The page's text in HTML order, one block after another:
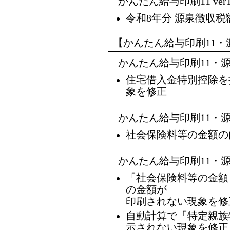
令和8年分 源泉徴収税
【かんたん給与印刷11
かんたん給与印刷11・
住宅借入金特別控除
象を修正
かんたん給与印刷11・
社会保険料等の金額
かんたん給与印刷11・
「社会保険料等の金
の金額が
印刷されない現象を
自動計算で「特定親
示されない現象を修正